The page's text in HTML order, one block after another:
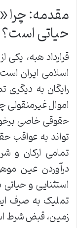
مقدمه:
حیاتی است؟
قرارداد هبه،
اسلامی ایران
رایگان به
اموال
حقوقی خاصی
تواند به عواقب
تمامی ارکان
درآوردن عین
استثنایی و
تملیک به صرف
زمین، قبض شرط